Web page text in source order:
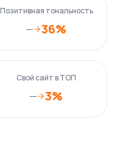
Позитивная тональность
— 36%
Свой сайт в ТОП
— 3%